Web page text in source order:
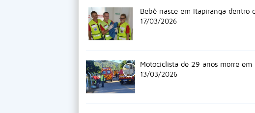
Bebê nasce em Itapiranga dentro
17/03/2026
Motociclista de 29 anos morre
13/03/2026